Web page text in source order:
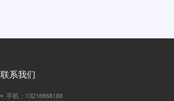
联系我们
手机： 13218868188